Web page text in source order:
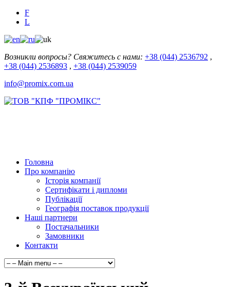
F
L
Возникли вопросы? Свяжитесь с нами: +38 (044) 2536792 ,
+38 (044) 2536893 , +38 (044) 2539059
info@promix.com.ua
Головна
Про компанію
Історія компанії
Сертифікати і дипломи
Публікації
Географія поставок продукції
Наші партнери
Постачальники
Замовники
Контакти